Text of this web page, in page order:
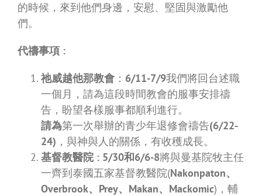
的時候，來到他們身邊，安慰、堅固與激勵他
們。
代禱事項 :
祂威越他那教會 ： 6/11-7/9我們將回台述職
一個月，請為這段時間教會的服事安排禱
告，盼望各樣服事都順利進行。
請為第一次舉辦的青少年退修會禱告(6/22-
24) ，與神與人的關係，有收穫成長。
基督教醫院 : 5/30和6/6-8將與曼基院牧主任
一齊到泰國五家基督教醫院(Nakonpaton、
Overbrook、Prey、Makan、Mackomic)，輔